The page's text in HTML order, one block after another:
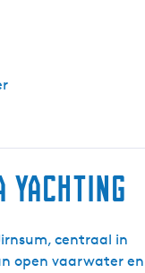
Yachting
centraal in
open vaarwater en